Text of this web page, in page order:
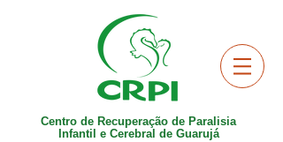
Centro de Recuperação de Paralisia
Infantil e Cerebral de Guarujá